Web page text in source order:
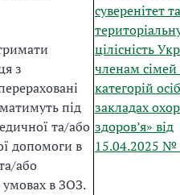
з
матимуть під
та/або
допомоги в
або
в ЗОЗ.
суверенітет та
цілісність
членам сімей
категорій
закладах
здоров’я» від
15.04.2025 №